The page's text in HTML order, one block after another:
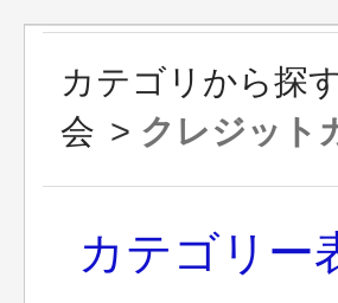
カテゴリから探
会 > クレジット
カテゴリー